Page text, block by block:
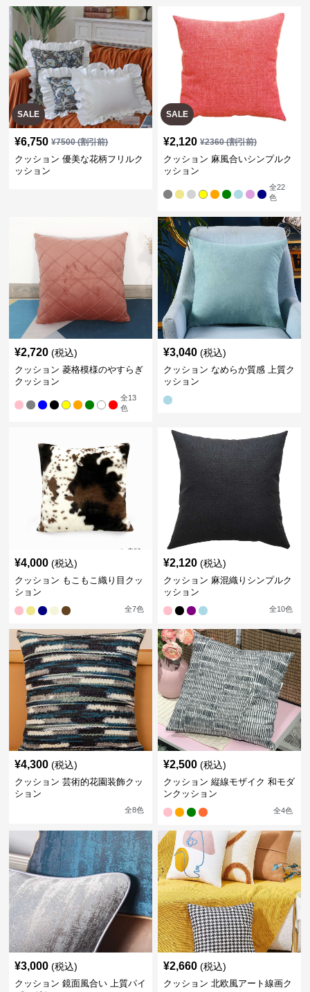
SALE
¥6,750 ¥7500(割引前)
クッション 優美な花柄フリルク
ッション
SALE
¥2,120 ¥2360(割引前)
クッション 麻風合いシンプルク
ッション
全22
色
¥2,720 (税込)
クッション 菱格模様のやすらぎ
クッション
全13
色
¥3,040 (税込)
クッション なめらか質感 上質ク
ッション
¥4,000 (税込)
クッション もこもこ織り目クッ
ション
全7色
¥2,120 (税込)
クッション 麻混織りシンプルク
ッション
全10色
¥4,300 (税込)
クッション 芸術的花園装飾クッ
ション
全8色
¥2,500 (税込)
クッション 縦線モザイク 和モダ
ンクッション
全4色
¥3,000 (税込)
クッション 鏡面風合い 上質パイ
¥2,660 (税込)
クッション 北欧風アート線画ク